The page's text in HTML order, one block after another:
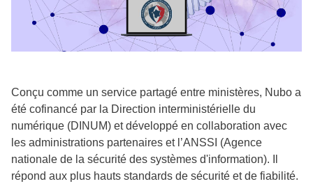
Conçu comme un service partagé entre ministères, Nubo a
été cofinancé par la Direction interministérielle du
numérique (DINUM) et développé en collaboration avec
les administrations partenaires et l’ANSSI (Agence
nationale de la sécurité des systèmes d'information). Il
répond aux plus hauts standards de sécurité et de fiabilité.